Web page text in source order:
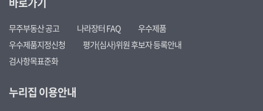
무주부동산 공고 나라장터 FAQ
우수제품
우수제품지정신청
평가(심사)위원 후보자 등록안내
검사항목표준화
누리집 이용안내